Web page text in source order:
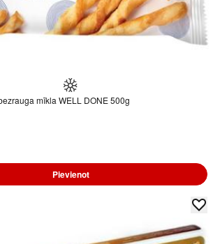
mīkla WELL DONE 500g
Pievienot